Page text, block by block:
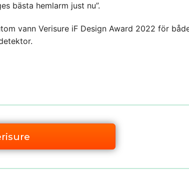
bästa hemlarm just nu”.
vann Verisure iF Design Award 2022 för